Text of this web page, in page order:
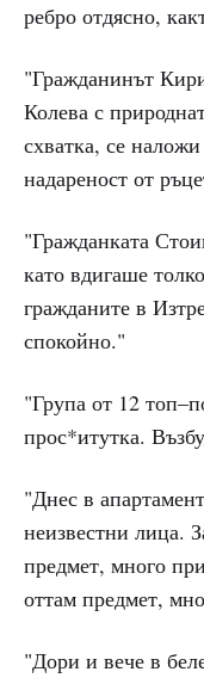
ребро отдясно,
"Гражданинът
Колева с
схватка, се
надареност от
"Гражданката
като вдигаше
гражданите в
спокойно."
"Група от 12
прос*итутка.
"Днес в
неизвестни лица.
предмет, много
оттам предмет,
"Дори и вече в